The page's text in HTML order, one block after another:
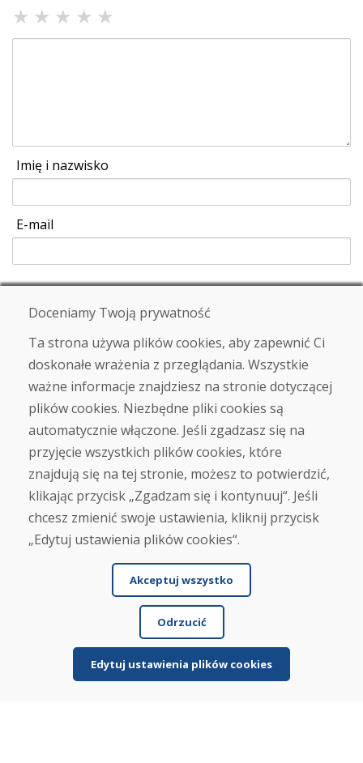
★ ★ ★ ★ ★
Imię i nazwisko
E-mail
Wysłać
Infolinia
+421 919 282 306
info@domivosport.pl
O nas
Blog
O nas
Sklep
Kontakt
Zakup
Sklep internetowy
Warunki handlowe
Transport
Zapłata
Skarga
Doceniamy Twoją prywatność
Ta strona używa plików cookies, aby zapewnić Ci
doskonałe wrażenia z przeglądania. Wszystkie
ważne informacje znajdziesz na stronie dotyczącej
plików cookies. Niezbędne pliki cookies są
automatycznie włączone. Jeśli zgadzasz się na
przyjęcie wszystkich plików cookies, które
znajdują się na tej stronie, możesz to potwierdzić,
klikając przycisk „Zgadzam się i kontynuuj“. Jeśli
chcesz zmienić swoje ustawienia, kliknij przycisk
„Edytuj ustawienia plików cookies“.
Akceptuj wszystko
Odrzucić
Edytuj ustawienia plików cookies